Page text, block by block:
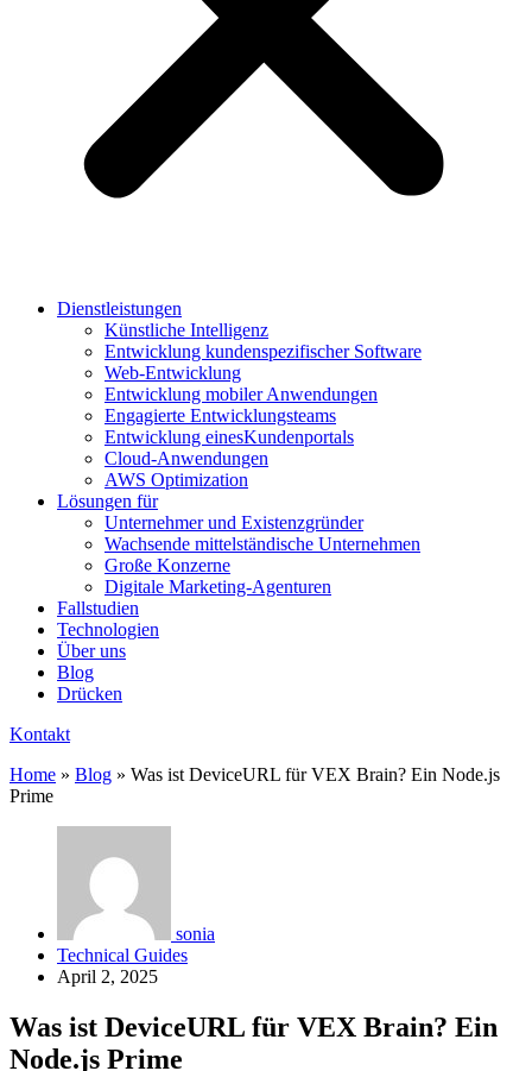
Dienstleistungen
Künstliche Intelligenz
Entwicklung kundenspezifischer Software
Web-Entwicklung
Entwicklung mobiler Anwendungen
Engagierte Entwicklungsteams
Entwicklung einesKundenportals
Cloud-Anwendungen
AWS Optimization
Lösungen für
Unternehmer und Existenzgründer
Wachsende mittelständische Unternehmen
Große Konzerne
Digitale Marketing-Agenturen
Fallstudien
Technologien
Über uns
Blog
Drücken
Kontakt
Home » Blog » Was ist DeviceURL für VEX Brain? Ein Node.js
Prime
sonia
Technical Guides
April 2, 2025
Was ist DeviceURL für VEX Brain? Ein
Node.js Prime